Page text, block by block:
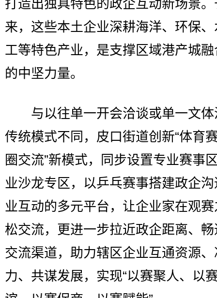
打造出独具特色的政企互动新场景
来，这些本土企业深耕海洋、环保
工等特色产业，是支撑区域港产城
的中坚力量。
与以往单一开会洽谈或单一文体
传统模式不同，皮口街道创新“体育
圈交流”新模式，同步设置专业赛事
业沙龙专区，以乒乓赛事搭建政企
业互动的多元平台，让企业家在观
松交流，更进一步拉近政企距离、
交流渠道，助力辖区企业互通资源
力、共谋发展，实现“以赛聚人、以